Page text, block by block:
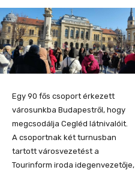
Egy 90 fős csoport érkezett
városunkba Budapestről, hogy
megcsodálja Cegléd látnivalóit.
A csoportnak két turnusban
tartott városvezetést a
Tourinform iroda idegenvezetője,